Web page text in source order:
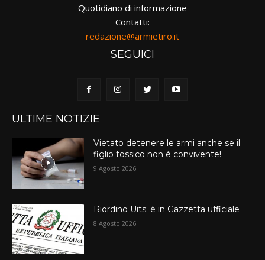
Quotidiano di informazione
Contatti:
redazione@armietiro.it
SEGUICI
ULTIME NOTIZIE
Vietato detenere le armi anche se il
figlio tossico non è convivente!
9 Agosto 2026
Riordino Uits: è in Gazzetta ufficiale
8 Agosto 2026